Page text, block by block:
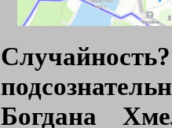
Богдана